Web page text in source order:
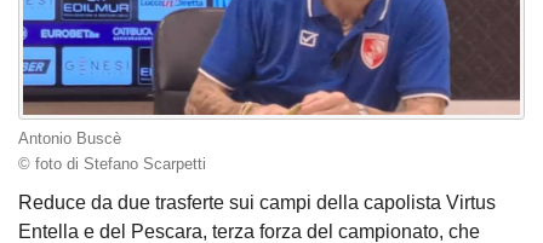
Antonio Buscè
© foto di Stefano Scarpetti
Reduce da due trasferte sui campi della capolista Virtus
Entella e del Pescara, terza forza del campionato, che